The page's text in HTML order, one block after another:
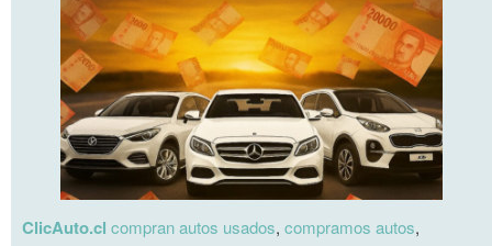
ClicAuto.cl compran autos usados, compramos autos,